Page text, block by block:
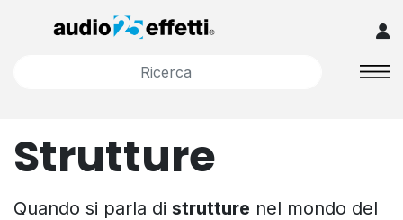
Strutture
Quando si parla di strutture nel mondo del